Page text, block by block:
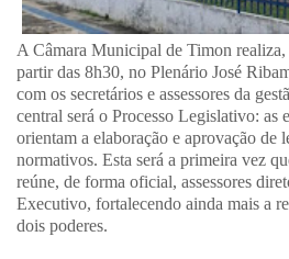
A Câmara Municipal de Timon realiza,
partir das 8h30, no Plenário José
com os secretários e assessores da
central será o Processo Legislativo: as
orientam a elaboração e aprovação de
normativos. Esta será a primeira vez
reúne, de forma oficial, assessores
Executivo, fortalecendo ainda mais a
dois poderes.